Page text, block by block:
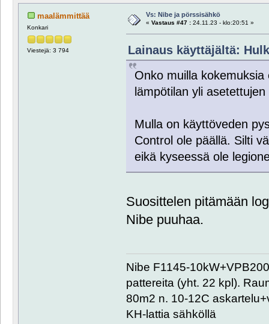
maalämmittää
Konkari
Viestejä: 3 794
Vs: Nibe ja pörssisähkö
« Vastaus #47 :24.11.23 - klo:20:51 »
Lainaus käyttäjältä:
Onko muilla
lämpötilan yli
Mulla on käyttöveden
Control ole päällä. Silti
eikä kyseessä ole
Suosittelen pitämään
Nibe puuhaa.
Nibe F1145-
pattereita (yht. 22 kpl).
80m2 n. 10-12C
KH-lattia sähköllä